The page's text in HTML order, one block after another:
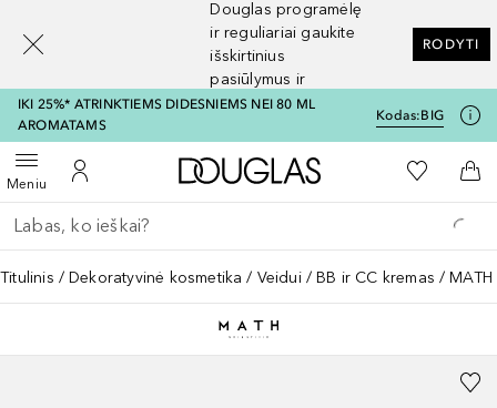
Douglas programėlę
ir reguliariai gaukite
išskirtinius
pasiūlymus ir
nuolaidas
RODYTI
IKI 25%* ATRINKTIEMS DIDESNIEMS NEI 80 ML
AROMATAMS
Kodas:BIG
MeniuAtidaryti meniuĮ mano paskyrą
Į Douglas pagrindinį
Į mano
Į
Grįžk atgal
Vykdykite paiešką
Titulinis Dekoratyvinė kosmetika Veidui BB ir CC kremas
[navigation.slideout.screenreader]